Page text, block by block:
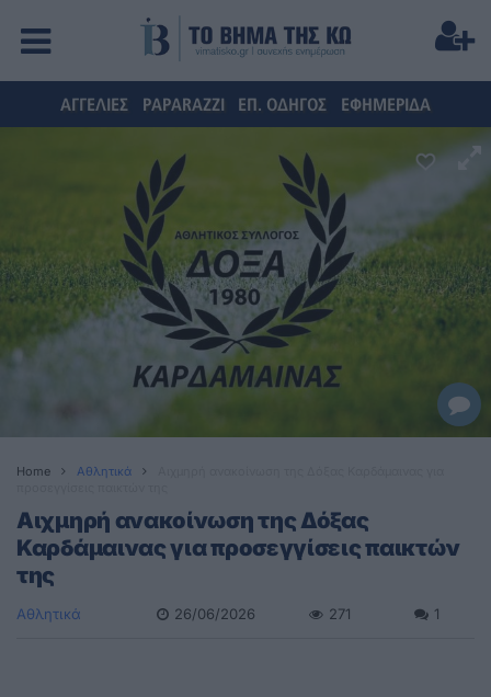
ΑΓΓΕΛΙΕΣ PAPARAZZI ΕΠ. ΟΔΗΓΟΣ ΕΦΗΜΕΡΙΔΑ
Home Αθλητικά
Αιχμηρή ανακοίνωση της Δόξας
Καρδάμαινας για προσεγγίσεις παικτών
της
Αθλητικά 26/06/2026 271 1